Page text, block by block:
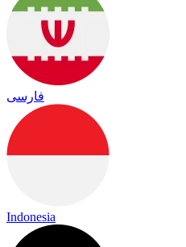
فارسی
Indonesia